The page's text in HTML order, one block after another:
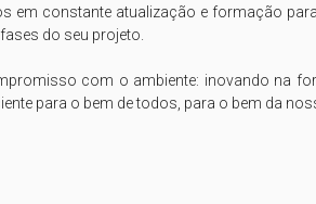
constante atualização e formação
do seu projeto.
com o ambiente: inovando na
para o bem de todos, para o bem da